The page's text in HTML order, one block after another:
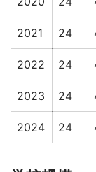
2021 24
2022 24
2023 24
2024 24